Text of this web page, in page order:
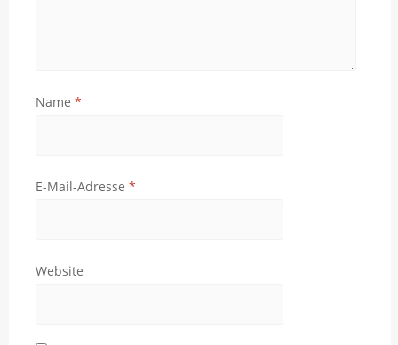
Name *
E-Mail-Adresse *
Website